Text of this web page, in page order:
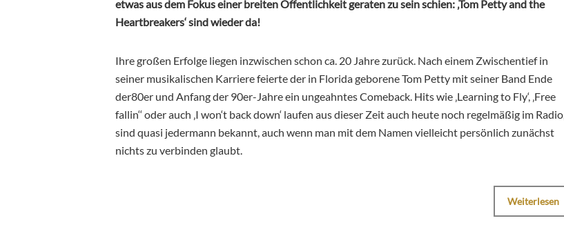
etwas aus dem Fokus einer breiten Öffentlichkeit geraten zu sein schien: ‚Tom Petty and the
Heartbreakers‘ sind wieder da!
Ihre großen Erfolge liegen inzwischen schon ca. 20 Jahre zurück. Nach einem Zwischentief in
seiner musikalischen Karriere feierte der in Florida geborene Tom Petty mit seiner Band Ende
der80er und Anfang der 90er-Jahre ein ungeahntes Comeback. Hits wie ‚Learning to Fly‘, ‚Free
fallin‘‘ oder auch ‚I won‘t back down‘ laufen aus dieser Zeit auch heute noch regelmäßig im Radio,
sind quasi jedermann bekannt, auch wenn man mit dem Namen vielleicht persönlich zunächst
nichts zu verbinden glaubt.
Weiterlesen